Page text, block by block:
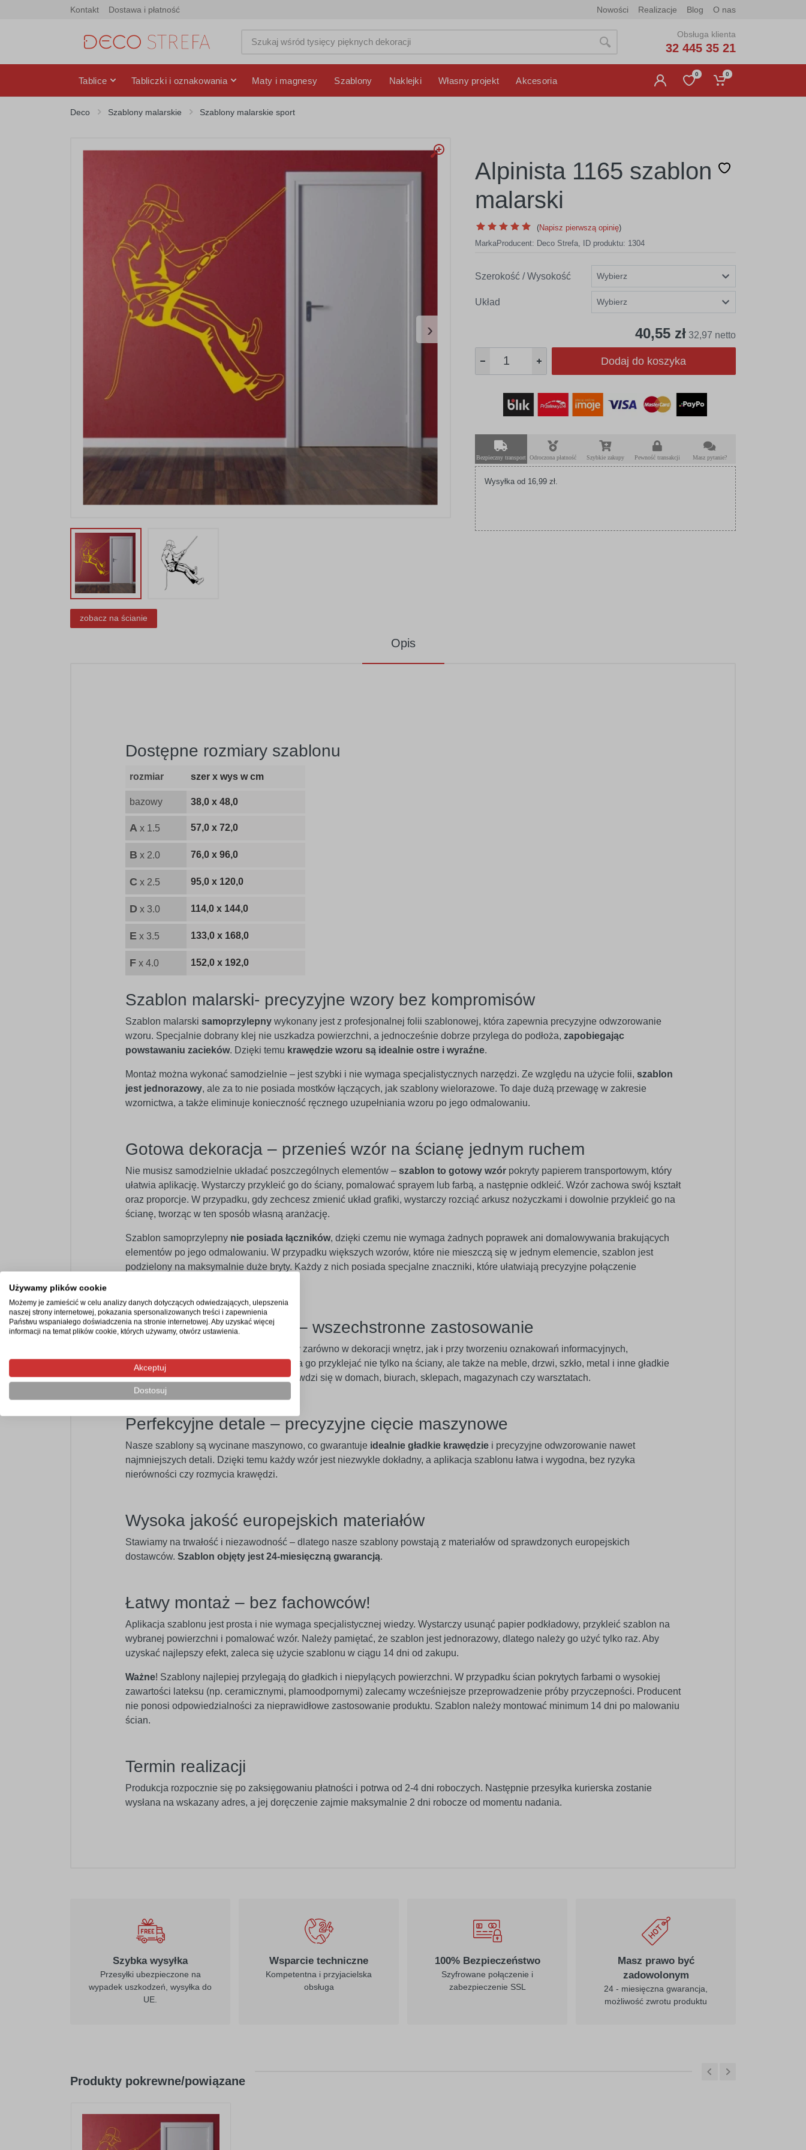
Kontakt Dostawa i płatność Nowości Realizacje Blog O nas
Obsługa klienta
32 445 35 21
Tablice Tabliczki i oznakowania Maty i magnesy Szablony Naklejki Własny projekt Akcesoria
0 0
Deco Szablony malarskie Szablony malarskie sport
›
zobacz na ścianie
Alpinista 1165 szablon
malarski
(Napisz pierwszą opinię)
MarkaProducent: Deco Strefa, ID produktu: 1304
Szerokość / Wysokość
Układ
40,55 zł 32,97 netto
Dodaj do koszyka
Bezpieczny transport Odroczona płatność Szybkie zakupy Pewność transakcji Masz pytanie?
Wysyłka od 16,99 zł.
Opis
Dostępne rozmiary szablonu
rozmiar szer x wys w cm
bazowy 38,0 x 48,0
A x 1.5 57,0 x 72,0
B x 2.0 76,0 x 96,0
C x 2.5 95,0 x 120,0
D x 3.0 114,0 x 144,0
E x 3.5 133,0 x 168,0
F x 4.0 152,0 x 192,0
Szablon malarski- precyzyjne wzory bez kompromisów
Szablon malarski samoprzylepny wykonany jest z profesjonalnej folii szablonowej, która zapewnia precyzyjne odwzorowanie
wzoru. Specjalnie dobrany klej nie uszkadza powierzchni, a jednocześnie dobrze przylega do podłoża, zapobiegając
powstawaniu zacieków. Dzięki temu krawędzie wzoru są idealnie ostre i wyraźne.
Montaż można wykonać samodzielnie – jest szybki i nie wymaga specjalistycznych narzędzi. Ze względu na użycie folii, szablon
jest jednorazowy, ale za to nie posiada mostków łączących, jak szablony wielorazowe. To daje dużą przewagę w zakresie
wzornictwa, a także eliminuje konieczność ręcznego uzupełniania wzoru po jego odmalowaniu.
Gotowa dekoracja – przenieś wzór na ścianę jednym ruchem
Nie musisz samodzielnie układać poszczególnych elementów – szablon to gotowy wzór pokryty papierem transportowym, który
ułatwia aplikację. Wystarczy przykleić go do ściany, pomalować sprayem lub farbą, a następnie odkleić. Wzór zachowa swój kształt
oraz proporcje. W przypadku, gdy zechcesz zmienić układ grafiki, wystarczy rozciąć arkusz nożyczkami i dowolnie przykleić go na
ścianę, tworząc w ten sposób własną aranżację.
Szablon samoprzylepny nie posiada łączników, dzięki czemu nie wymaga żadnych poprawek ani domalowywania brakujących
elementów po jego odmalowaniu. W przypadku większych wzorów, które nie mieszczą się w jednym elemencie, szablon jest
podzielony na maksymalnie duże bryty. Każdy z nich posiada specjalne znaczniki, które ułatwiają precyzyjne połączenie
Profesjonalny materiał – wszechstronne zastosowanie
Szablon samoprzylepny będzie pomocny zarówno w dekoracji wnętrz, jak i przy tworzeniu oznakowań informacyjnych,
instruktażowych czy reklamowych. Można go przyklejać nie tylko na ściany, ale także na meble, drzwi, szkło, metal i inne gładkie
niepylące powierzchnie. Doskonale sprawdzi się w domach, biurach, sklepach, magazynach czy warsztatach.
Perfekcyjne detale – precyzyjne cięcie maszynowe
Nasze szablony są wycinane maszynowo, co gwarantuje idealnie gładkie krawędzie i precyzyjne odwzorowanie nawet
najmniejszych detali. Dzięki temu każdy wzór jest niezwykle dokładny, a aplikacja szablonu łatwa i wygodna, bez ryzyka
nierówności czy rozmycia krawędzi.
Wysoka jakość europejskich materiałów
Stawiamy na trwałość i niezawodność – dlatego nasze szablony powstają z materiałów od sprawdzonych europejskich
dostawców. Szablon objęty jest 24-miesięczną gwarancją.
Łatwy montaż – bez fachowców!
Aplikacja szablonu jest prosta i nie wymaga specjalistycznej wiedzy. Wystarczy usunąć papier podkładowy, przykleić szablon na
wybranej powierzchni i pomalować wzór. Należy pamiętać, że szablon jest jednorazowy, dlatego należy go użyć tylko raz. Aby
uzyskać najlepszy efekt, zaleca się użycie szablonu w ciągu 14 dni od zakupu.
Ważne! Szablony najlepiej przylegają do gładkich i niepylących powierzchni. W przypadku ścian pokrytych farbami o wysokiej
zawartości lateksu (np. ceramicznymi, plamoodpornymi) zalecamy wcześniejsze przeprowadzenie próby przyczepności. Producent
nie ponosi odpowiedzialności za nieprawidłowe zastosowanie produktu. Szablon należy montować minimum 14 dni po malowaniu
ścian.
Termin realizacji
Produkcja rozpocznie się po zaksięgowaniu płatności i potrwa od 2-4 dni roboczych. Następnie przesyłka kurierska zostanie
wysłana na wskazany adres, a jej doręczenie zajmie maksymalnie 2 dni robocze od momentu nadania.
Szybka wysyłka
Przesyłki ubezpieczone na
wypadek uszkodzeń, wysyłka do
UE.
Wsparcie techniczne
Kompetentna i przyjacielska
obsługa
100% Bezpieczeństwo
Szyfrowane połączenie i
zabezpieczenie SSL
Masz prawo być
zadowolonym
24 - miesięczna gwarancja,
możliwość zwrotu produktu
Produkty pokrewne/powiązane
Używamy plików cookie
Możemy je zamieścić w celu analizy danych dotyczących odwiedzających, ulepszenia
naszej strony internetowej, pokazania spersonalizowanych treści i zapewnienia
Państwu wspaniałego doświadczenia na stronie internetowej. Aby uzyskać więcej
informacji na temat plików cookie, których używamy, otwórz ustawienia.
Akceptuj
Dostosuj